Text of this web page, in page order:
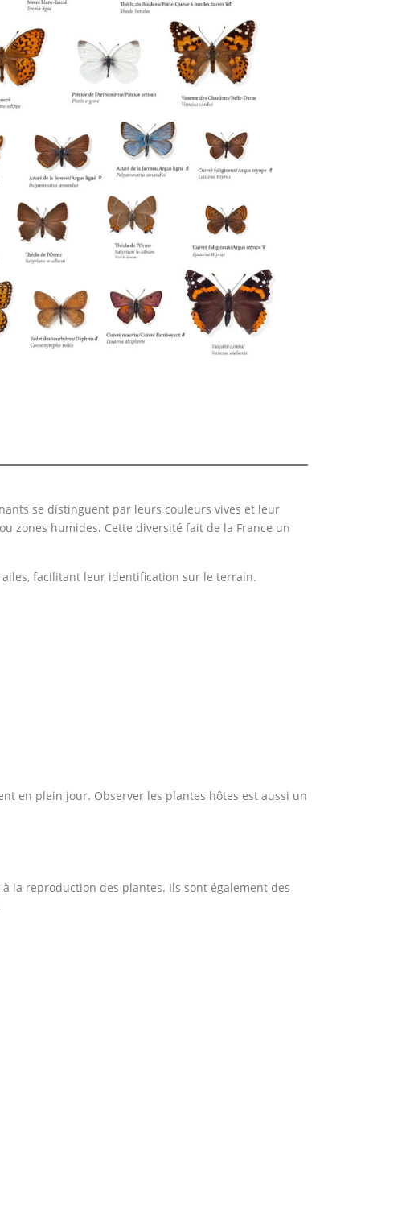
se distinguent par leurs couleurs vives et leur
zones humides. Cette diversité fait de la France un
facilitant leur identification sur le terrain.
en plein jour. Observer les plantes hôtes est aussi un
la reproduction des plantes. Ils sont également des